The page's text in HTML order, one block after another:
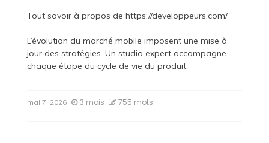
Tout savoir à propos de https://developpeurs.com/
L’évolution du marché mobile imposent une mise à
jour des stratégies. Un studio expert accompagne
chaque étape du cycle de vie du produit.
mai 7, 2026 3 mois 755 mots